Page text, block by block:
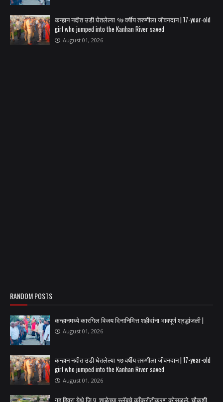
कन्हान नदीत उडी घेतलेल्या १७ वर्षीय तरुणीला जीवनदान | 17-year-old
girl who jumped into the Kanhan River saved
August 01, 2026
RANDOM POSTS
कन्हानमध्ये कारगिल विजय दिनानिमित्त शहीदांना भावपूर्ण श्रद्धांजली |
August 01, 2026
कन्हान नदीत उडी घेतलेल्या १७ वर्षीय तरुणीला जीवनदान | 17-year-old
girl who jumped into the Kanhan River saved
August 01, 2026
गहु हिवरा येथे जि.प. शाळेच्या स्लॅबचे काँक्रीटीकरण कोसळले; चौकशी